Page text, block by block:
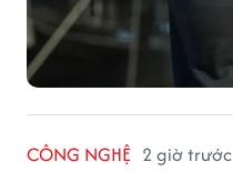
CÔNG NGHỆ 2 giờ trước